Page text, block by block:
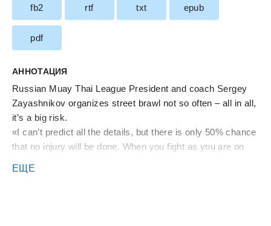
fb2 rtf txt epub
pdf
АННОТАЦИЯ
Russian Muay Thai League President and coach Sergey
Zayashnikov organizes street brawl not so often – all in all,
it’s a big risk.
«I can’t predict all the details, but there is only 50% chance
that no injury will be done. When you fight as you are on
His students – business owners, company CEOs, top
ЕЩЕ